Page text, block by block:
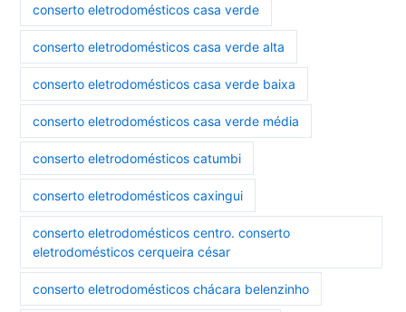
conserto eletrodomésticos casa verde
conserto eletrodomésticos casa verde alta
conserto eletrodomésticos casa verde baixa
conserto eletrodomésticos casa verde média
conserto eletrodomésticos catumbi
conserto eletrodomésticos caxingui
conserto eletrodomésticos centro. conserto
eletrodomésticos cerqueira césar
conserto eletrodomésticos chácara belenzinho